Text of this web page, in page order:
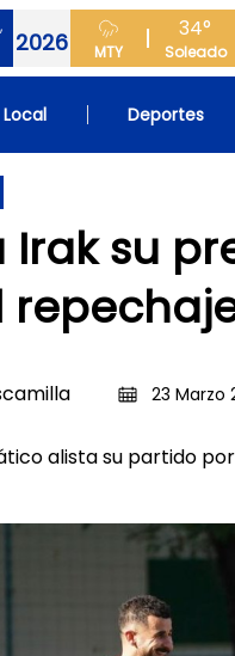
2026 MTY
34°
Soleado
Local Deportes
Irak su
23 Marzo
alista su partido